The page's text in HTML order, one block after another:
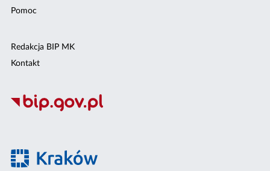
Pomoc
Redakcja BIP MK
Kontakt